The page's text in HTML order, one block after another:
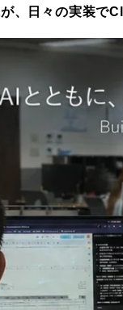
、日々の実装で